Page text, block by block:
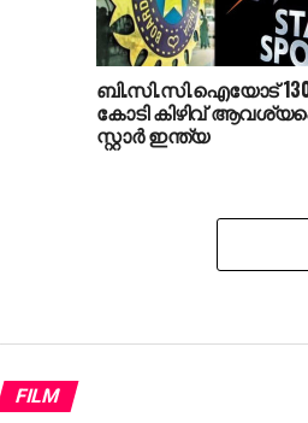
ബി.സി.സി.ഐയോട്
കോടി കിഴിവ്
സ്റ്റാര്‍ ഇന്ത്യ
FILM